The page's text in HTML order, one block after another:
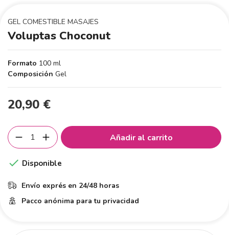
GEL COMESTIBLE MASAJES
Voluptas Choconut
Formato 100 ml
Composición Gel
20,90 €
Añadir al carrito
 Disponible
Envío exprés en 24/48 horas
Pacco anónima para tu privacidad